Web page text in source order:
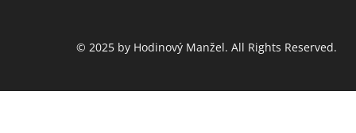
© 2025 by Hodinový Manžel. All Rights Reserved.